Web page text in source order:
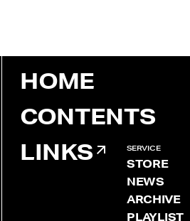
HOME
CONTENTS
LINKS
SERVICE
STORE
NEWS
ARCHIVE
PLAYLIST